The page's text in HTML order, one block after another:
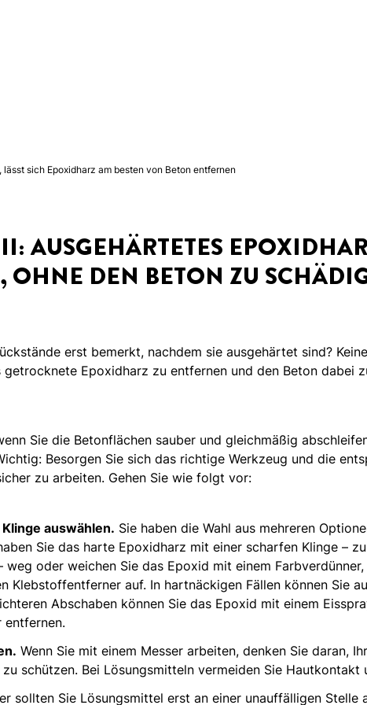
lässt sich Epoxidharz am besten von Beton entfernen
AUSGEHÄRTETES
OHNE DEN BETON ZU
erst bemerkt, nachdem sie ausgehärtet sind?
Epoxidharz zu entfernen und den Beton dabei
Sie die Betonflächen sauber und gleichmäßig
Besorgen Sie sich das richtige Werkzeug und die
zu arbeiten. Gehen Sie wie folgt vor:
auswählen. Sie haben die Wahl aus mehreren
Sie das harte Epoxidharz mit einer scharfen Klinge –
weg oder weichen Sie das Epoxid mit einem
Klebstoffentferner auf. In hartnäckigen Fällen können Sie
Abschaben können Sie das Epoxid mit einem
entfernen.
Wenn Sie mit einem Messer arbeiten, denken Sie daran,
schützen. Bei Lösungsmitteln vermeiden Sie Hautkontakt
sollten Sie Lösungsmittel erst an einer unauffälligen Stelle